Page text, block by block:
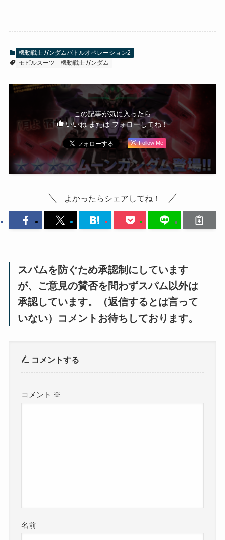
機動戦士ガンダムバトルオペレーション2
モビルスーツ
機動戦士ガンダム
この記事が気に入ったら
いいね または フォローしてね！
Follow Me
よかったらシェアしてね！
スパムを防ぐため承認制にしています
が、ご意見の賛否を問わずスパム以外は
承認しています。（返信するとは言って
いない）コメントお待ちしております。
コメントする
コメント ※
名前